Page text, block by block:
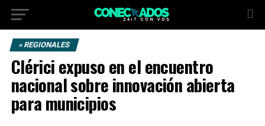
» REGIONALES
Clérici expuso en el encuentro
nacional sobre innovación abierta
para municipios